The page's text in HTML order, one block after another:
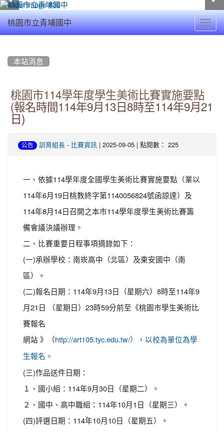
桃園市立青埔國中
本站消息
桃園市114學年度學生美術比賽實施要點
(報名時間114年9月13日8時至114年9月21
日)
公告 訓育組長 - 比賽資訊 | 2025-09-05 | 點閱數： 225
一、依據114學年度全國學生美術比賽實施要點（業以
114年6月19日桃教終字第1140056824號函諒達）及
114年8月14日召開之本市114學年度學生美術比賽籌
備會議決議辦理。
二、比賽重要日程事項摘錄如下：
(一)承辦學校：南崁高中（北區）及東安國中（南
區）。
(二)報名日期：114年9月13日（星期六）8時至114年9
月21日 （星期日）23時59分前至《桃園市學生美術比
賽報名
網站 》（ http://art105.tyc.edu.tw/），以校為單位為學
生報名。
(三)作品送件日期：
１、國小組：114年9月30日（星期二）。
２、國中、高中職組：114年10月1日（星期三）。
(四)評選日期：114年10月10日（星期五）。